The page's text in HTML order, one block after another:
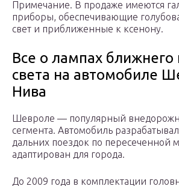
Примечание. В продаже имеются
приборы, обеспечивающие
свет и приближенные к ксенону.
Все о лампах ближнего
света на автомобиле
Нива
Шевроле — популярный
сегмента. Автомобиль
дальних поездок по пересеченной
адаптирован для города.
До 2009 года в комплектации